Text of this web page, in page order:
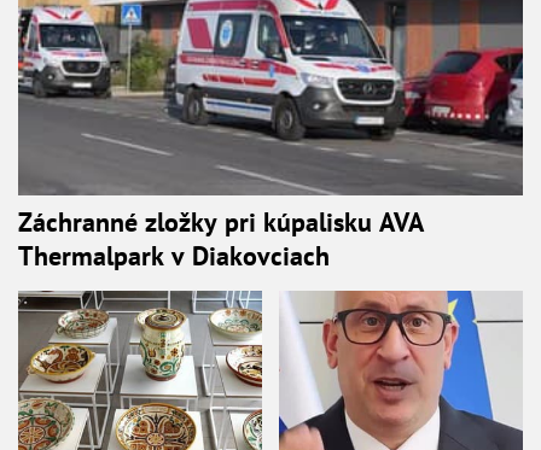
Záchranné zložky pri kúpalisku AVA
Thermalpark v Diakovciach